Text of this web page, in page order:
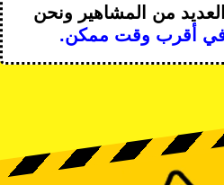
العديد من المشاهير ونحن
أقرب وقت ممكن.